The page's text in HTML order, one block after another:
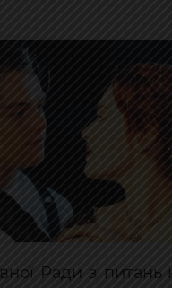
Ради з